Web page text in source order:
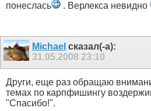
понеслась
. Верлекса невидно
Michael сказал(-а):
31.05.2008 23:10
Други, еще раз обращаю
темах по карпфишингу
"Спасибо!".